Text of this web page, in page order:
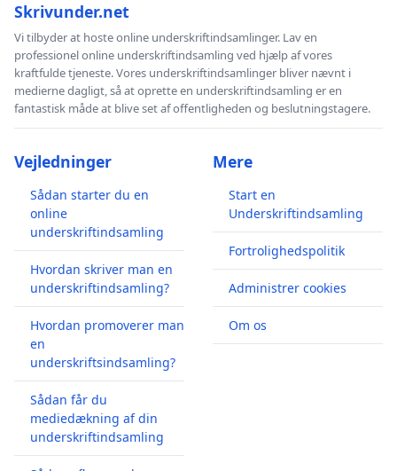
Skrivunder.net
Vi tilbyder at hoste online underskriftindsamlinger. Lav en
professionel online underskriftindsamling ved hjælp af vores
kraftfulde tjeneste. Vores underskriftindsamlinger bliver nævnt i
medierne dagligt, så at oprette en underskriftindsamling er en
fantastisk måde at blive set af offentligheden og beslutningstagere.
Vejledninger
Sådan starter du en
online
underskriftindsamling
Hvordan skriver man en
underskriftindsamling?
Hvordan promoverer man
en
underskriftsindsamling?
Sådan får du
mediedækning af din
underskriftindsamling
Mere
Start en
Underskriftindsamling
Fortrolighedspolitik
Administrer cookies
Om os